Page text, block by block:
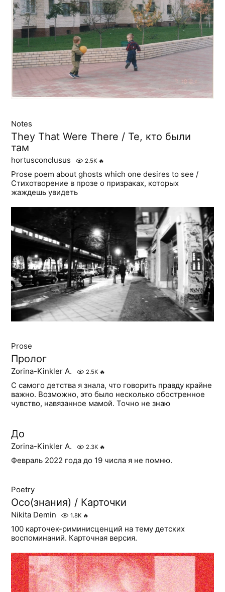
Notes
They That Were There / Те, кто были
там
hortusconclusus 2.5K 🔥
Prose poem about ghosts which one desires to see /
Стихотворение в прозе о призраках, которых
жаждешь увидеть
Prose
Пролог
Zorina-Kinkler A. 2.5K 🔥
С самого детства я знала, что говорить правду крайне
важно. Возможно, это было несколько обостренное
чувство, навязанное мамой. Точно не знаю
До
Zorina-Kinkler A. 2.3K 🔥
Февраль 2022 года до 19 числа я не помню.
Poetry
Осо(знания) / Карточки
Nikita Demin 1.8K 🔥
100 карточек-риминисценций на тему детских
воспоминаний. Карточная версия.